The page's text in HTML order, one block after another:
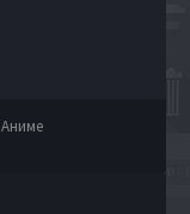
Аниме